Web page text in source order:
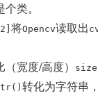
个类。
将Opencv读取出
宽度/高度）
size
转化为字符串